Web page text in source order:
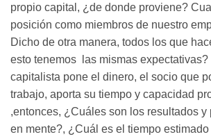
propio capital, ¿de donde proviene?
posición como miembros de nuestro
Dicho de otra manera, todos los que
esto tenemos las mismas expectativas?
capitalista pone el dinero, el socio que
trabajo, aporta su tiempo y capacidad
,entonces, ¿Cuáles son los resultados y
en mente?, ¿Cuál es el tiempo